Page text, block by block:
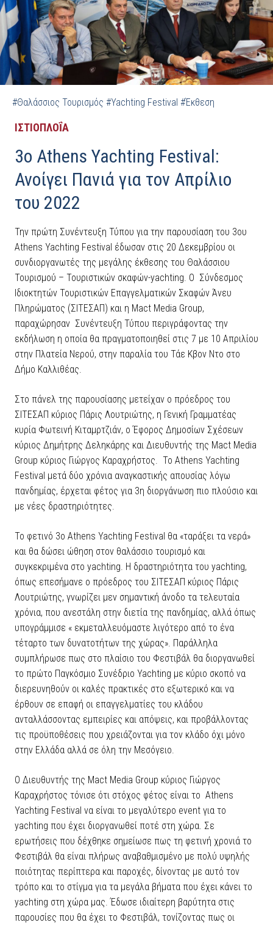
#Θαλάσσιος Τουρισμός #Yachting Festival #Έκθεση
ΙΣΤΙΟΠΛΟΪ́Α
3ο Athens Yachting Festival:
Ανοίγει Πανιά για τον Απρίλιο
του 2022
Την πρώτη Συνέντευξη Τύπου για την παρουσίαση του 3ου
Athens Yachting Festival έδωσαν στις 20 Δεκεμβρίου οι
συνδιοργανωτές της μεγάλης έκθεσης του Θαλάσσιου
Τουρισμού – Τουριστικών σκαφών-yachting. O Σύνδεσμος
Ιδιοκτητών Τουριστικών Επαγγελματικών Σκαφών Άνευ
Πληρώματος (ΣΙΤΕΣΑΠ) και η Mact Media Group,
παραχώρησαν Συνέντευξη Τύπου περιγράφοντας την
εκδήλωση η οποία θα πραγματοποιηθεί στις 7 με 10 Απριλίου
στην Πλατεία Νερού, στην παραλία του Τάε Κβον Ντο στο
Δήμο Καλλιθέας.
Στο πάνελ της παρουσίασης μετείχαν ο πρόεδρος του
ΣΙΤΕΣΑΠ κύριος Πάρις Λουτριώτης, η Γενική Γραμματέας
κυρία Φωτεινή Κιταμρτζιάν, ο Έφορος Δημοσίων Σχέσεων
κύριος Δημήτρης Δεληκάρης και Διευθυντής της Mact Media
Group κύριος Γιώργος Καραχρήστος. Το Athens Yachting
Festival μετά δύο χρόνια αναγκαστικής απουσίας λόγω
πανδημίας, έρχεται φέτος για 3η διοργάνωση πιο πλούσιο και
με νέες δραστηριότητες.
Το φετινό 3ο Athens Yachting Festival θα «ταράξει τα νερά»
και θα δώσει ώθηση στον θαλάσσιο τουρισμό και
συγκεκριμένα στο yachting. Η δραστηριότητα του yachting,
όπως επεσήμανε ο πρόεδρος του ΣΙΤΕΣΑΠ κύριος Πάρις
Λουτριώτης, γνωρίζει μεν σημαντική άνοδο τα τελευταία
χρόνια, που ανεστάλη στην διετία της πανδημίας, αλλά όπως
υπογράμμισε « εκμεταλλευόμαστε λιγότερο από το ένα
τέταρτο των δυνατοτήτων της χώρας». Παράλληλα
συμπλήρωσε πως στο πλαίσιο του Φεστιβάλ θα διοργανωθεί
το πρώτο Παγκόσμιο Συνέδριο Yachting με κύριο σκοπό να
διερευνηθούν οι καλές πρακτικές στο εξωτερικό και να
έρθουν σε επαφή οι επαγγελματίες του κλάδου
ανταλλάσσοντας εμπειρίες και απόψεις, και προβάλλοντας
τις προϋποθέσεις που χρειάζονται για τον κλάδο όχι μόνο
στην Ελλάδα αλλά σε όλη την Μεσόγειο.
Ο Διευθυντής της Mact Media Group κύριος Γιώργος
Καραχρήστος τόνισε ότι στόχος φέτος είναι το Athens
Yachting Festival να είναι το μεγαλύτερο event για το
yachting που έχει διοργανωθεί ποτέ στη χώρα. Σε
ερωτήσεις που δέχθηκε σημείωσε πως τη φετινή χρονιά το
Φεστιβάλ θα είναι πλήρως αναβαθμισμένο με πολύ υψηλής
ποιότητας περίπτερα και παροχές, δίνοντας με αυτό τον
τρόπο και το στίγμα για τα μεγάλα βήματα που έχει κάνει το
yachting στη χώρα μας. Έδωσε ιδιαίτερη βαρύτητα στις
παρουσίες που θα έχει το Φεστιβάλ, τονίζοντας πως οι